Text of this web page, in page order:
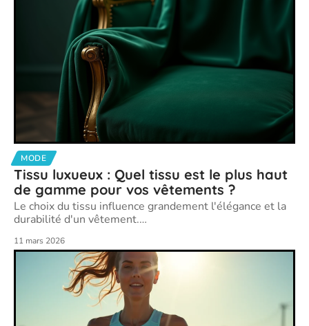
MODE
Tissu luxueux : Quel tissu est le plus haut
de gamme pour vos vêtements ?
Le choix du tissu influence grandement l'élégance et la
durabilité d'un vêtement.…
11 mars 2026